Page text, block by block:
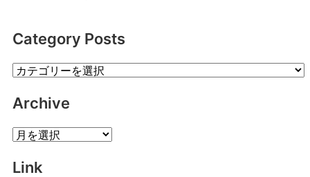
Category Posts
Category
Archive
Archive
Link